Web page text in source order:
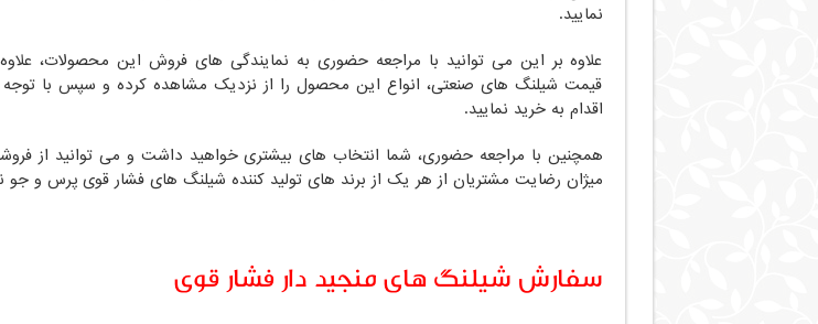
نمایید.
علاوه بر این می توانید با مراجعه حضوری به نمایندگی های فروش این محصولات، علاوه
قیمت شیلنگ های صنعتی، انواع این محصول را از نزدیک مشاهده کرده و سپس با توجه
اقدام به خرید نمایید.
همچنین با مراجعه حضوری، شما انتخاب های بیشتری خواهید داشت و می توانید از
میژان رضایت مشتریان از هر یک از برند های تولید کننده شیلنگ های فشار قوی پرس و جو
سفارش شیلنگ های منجید دار فشار قوی